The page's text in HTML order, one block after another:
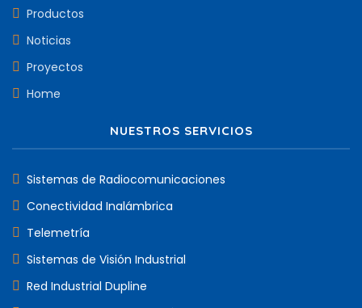
Productos
Noticias
Proyectos
Home
NUESTROS SERVICIOS
Sistemas de Radiocomunicaciones
Conectividad Inalámbrica
Telemetría
Sistemas de Visión Industrial
Red Industrial Dupline